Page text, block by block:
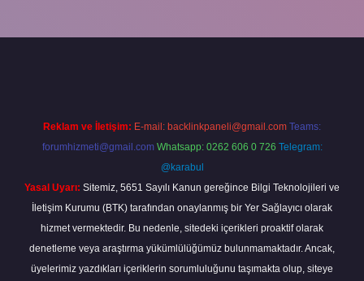
Reklam ve İletişim: E-mail: backlinkpaneli@gmail.com Teams:
forumhizmeti@gmail.com Whatsapp: 0262 606 0 726 Telegram:
@karabul
Yasal Uyarı: Sitemiz, 5651 Sayılı Kanun gereğince Bilgi Teknolojileri ve
İletişim Kurumu (BTK) tarafından onaylanmış bir Yer Sağlayıcı olarak
hizmet vermektedir. Bu nedenle, sitedeki içerikleri proaktif olarak
denetleme veya araştırma yükümlülüğümüz bulunmamaktadır. Ancak,
üyelerimiz yazdıkları içeriklerin sorumluluğunu taşımakta olup, siteye